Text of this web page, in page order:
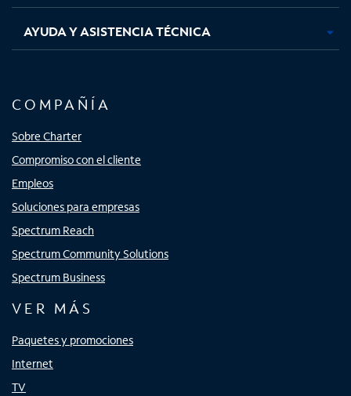
AYUDA Y ASISTENCIA TÉCNICA
COMPAÑÍA
Sobre Charter
Compromiso con el cliente
Empleos
Soluciones para empresas
Spectrum Reach
Spectrum Community Solutions
Spectrum Business
VER MÁS
Paquetes y promociones
Internet
TV